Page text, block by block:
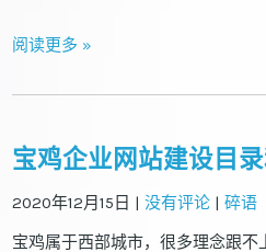
阅读更多 »
宝鸡企业网站建设目
2020年12月15日 |没有评论 |碎语
宝鸡属于西部城市，很多理念跟不